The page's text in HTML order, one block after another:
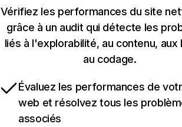
Vérifiez les performances du site
grâce à un audit qui détecte les
liés à l'explorabilité, au contenu, aux
au codage.
Évaluez les performances de
web et résolvez tous les
associés